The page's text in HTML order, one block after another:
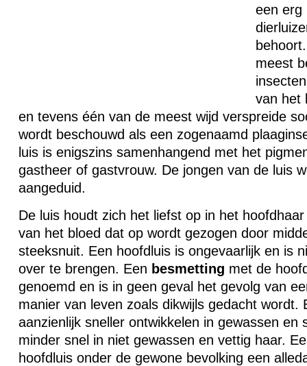
een erg
meest
van het
en tevens één van de meest wijd verspreide
wordt beschouwd als een zogenaamd
luis is enigszins samenhangend met het
gastheer of gastvrouw. De jongen van de luis
aangeduid.
De luis houdt zich het liefst op in het
van het bloed dat op wordt gezogen door
steeksnuit. Een hoofdluis is ongevaarlijk en is
over te brengen. Een besmetting met de
genoemd en is in geen geval het gevolg van
manier van leven zoals dikwijls gedacht wordt.
aanzienlijk sneller ontwikkelen in gewassen en
minder snel in niet gewassen en vettig haar.
hoofdluis onder de gewone bevolking een